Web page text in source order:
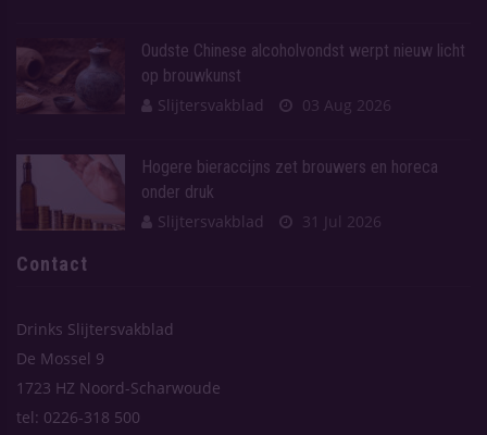
Oudste Chinese alcoholvondst werpt nieuw licht
op brouwkunst
Slijtersvakblad
03 Aug 2026
Hogere bieraccijns zet brouwers en horeca
onder druk
Slijtersvakblad
31 Jul 2026
Contact
Drinks Slijtersvakblad
De Mossel 9
1723 HZ Noord-Scharwoude
tel: 0226-318 500